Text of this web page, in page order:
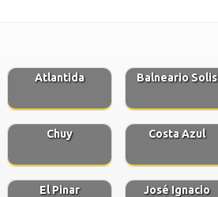
Atlantida Balneario Solis
Chuy Costa Azul
El Pinar José Ignacio